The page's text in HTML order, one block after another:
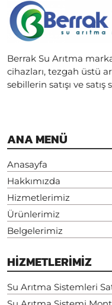
Berrak Su Arıtma
cihazları, tezgah üstü
sebillerin satışı ve
ANA MENÜ
Anasayfa
Hakkımızda
Hizmetlerimiz
Ürünlerimiz
Belgelerimiz
HİZMETLERİMİZ
Su Arıtma Sistemleri